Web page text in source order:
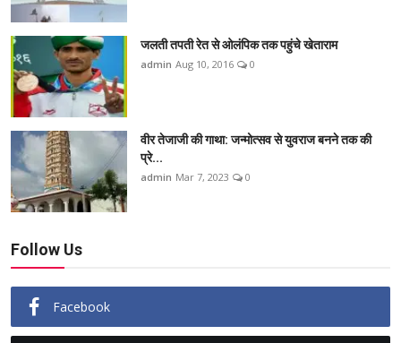
जलती तपती रेत से ओलंपिक तक पहुंचे खेताराम
admin Aug 10, 2016 0
वीर तेजाजी की गाथा: जन्मोत्सव से युवराज बनने तक की
प्रे...
admin Mar 7, 2023 0
Follow Us
Facebook